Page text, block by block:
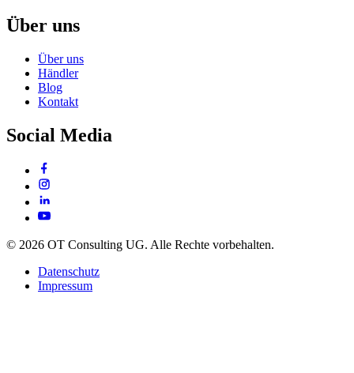
Über uns
Über uns
Händler
Blog
Kontakt
Social Media
© 2026 OT Consulting UG. Alle Rechte vorbehalten.
Datenschutz
Impressum